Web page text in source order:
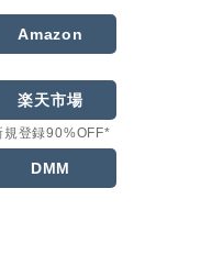
Amazon
楽天市場
規登録90%OFF*
DMM